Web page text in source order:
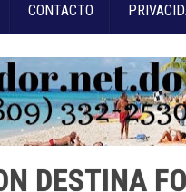
CONTACTO
DESTINA